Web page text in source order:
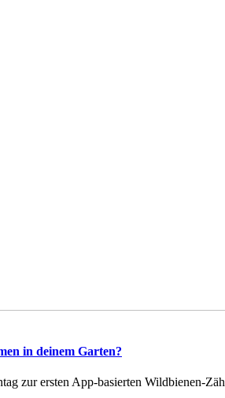
in deinem Garten?
zur ersten App-basierten Wildbienen-